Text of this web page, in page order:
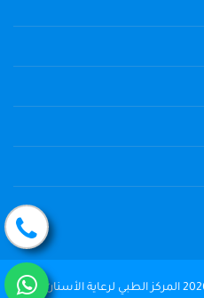
جميع الحقوق محفوظة © 2004 - 2026 المركز الطبي لرعاية الأسنان The